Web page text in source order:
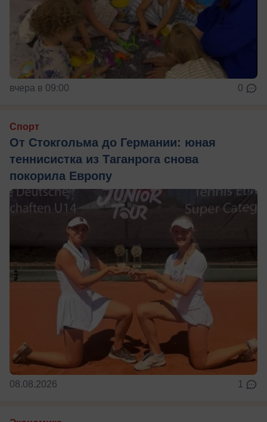
вчера в 09:00 0
Спорт
От Стокгольма до Германии: юная
теннисистка из Таганрога снова
покорила Европу
08.08.2026 1